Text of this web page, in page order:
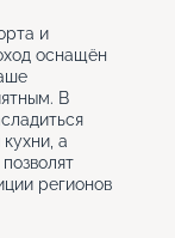
и
оснащён
В
а
регионов